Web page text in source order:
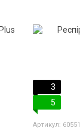
3
5
Артикул: 60551